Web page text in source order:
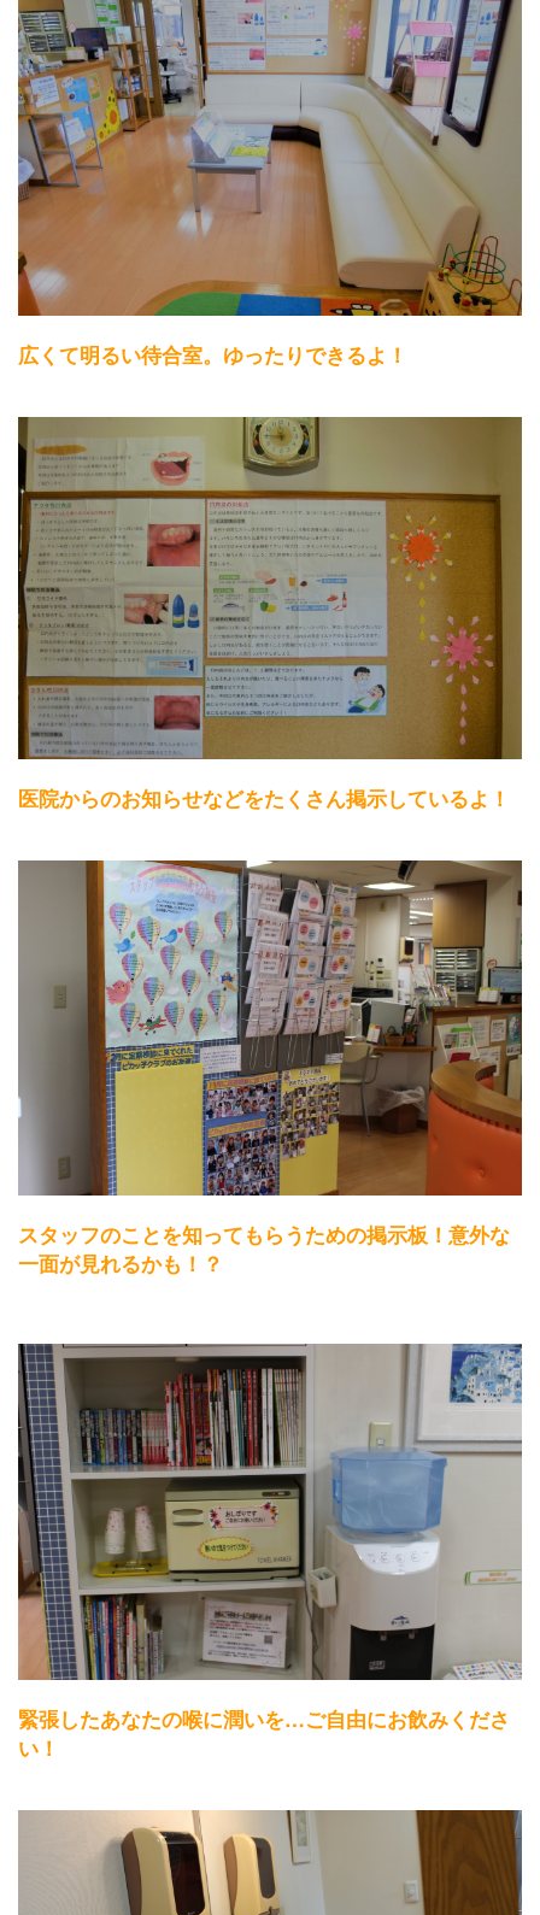
広くて明るい待合室。ゆったりできるよ！
医院からのお知らせなどをたくさん掲示しているよ！
スタッフのことを知ってもらうための掲示板！意外な
一面が見れるかも！？
緊張したあなたの喉に潤いを…ご自由にお飲みくださ
い！